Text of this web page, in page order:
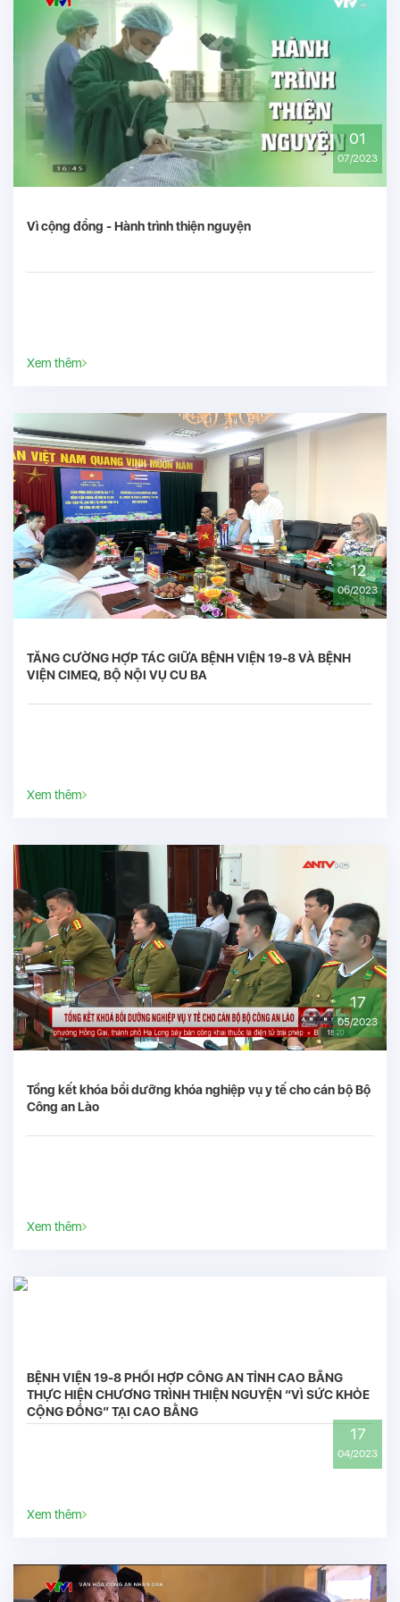
01
07/2023
Vì cộng đồng - Hành trình thiện nguyện
Xem thêm
12
06/2023
TĂNG CƯỜNG HỢP TÁC GIỮA BỆNH VIỆN 19-8 VÀ BỆNH
VIỆN CIMEQ, BỘ NỘI VỤ CU BA
Xem thêm
17
05/2023
Tổng kết khóa bồi dưỡng khóa nghiệp vụ y tế cho cán bộ Bộ
Công an Lào
Xem thêm
17
04/2023
BỆNH VIỆN 19-8 PHỐI HỢP CÔNG AN TỈNH CAO BẰNG
THỰC HIỆN CHƯƠNG TRÌNH THIỆN NGUYỆN “VÌ SỨC KHỎE
CỘNG ĐỒNG” TẠI CAO BẰNG
Xem thêm